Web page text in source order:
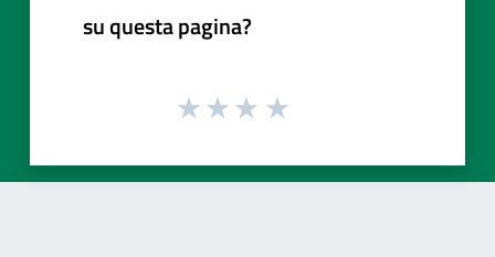
su questa pagina?